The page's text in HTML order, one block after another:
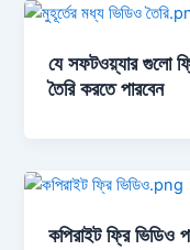
যে সফটওয়্যার গুলো
তৈরি করতে পারবেন
কপিরাইট ফ্রি ভিডিও